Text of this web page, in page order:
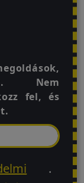
Nem
fel, és
.